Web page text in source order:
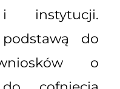
i instytucji.
do
o